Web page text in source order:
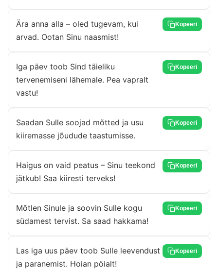
Ära anna alla – oled tugevam, kui
arvad. Ootan Sinu naasmist!
Kopeeri
Iga päev toob Sind täieliku
tervenemiseni lähemale. Pea vapralt
vastu!
Kopeeri
Saadan Sulle soojad mõtted ja usu
kiiremasse jõudude taastumisse.
Kopeeri
Haigus on vaid peatus – Sinu teekond
jätkub! Saa kiiresti terveks!
Kopeeri
Mõtlen Sinule ja soovin Sulle kogu
südamest tervist. Sa saad hakkama!
Kopeeri
Las iga uus päev toob Sulle leevendust
ja paranemist. Hoian pöialt!
Kopeeri